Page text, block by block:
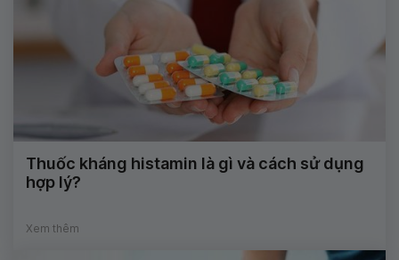
Thuốc kháng histamin là gì và cách sử dụng
hợp lý?
Xem thêm